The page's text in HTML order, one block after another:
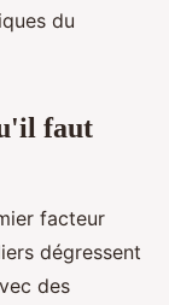
du
faut
facteur
dégressent
des